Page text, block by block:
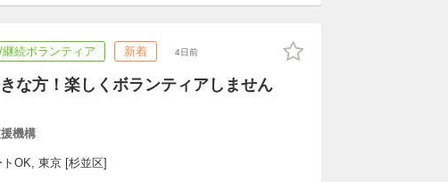
続ボランティア 新着 4日前
な方！楽しくボランティアしません
機構
トOK, 東京 [杉並区]